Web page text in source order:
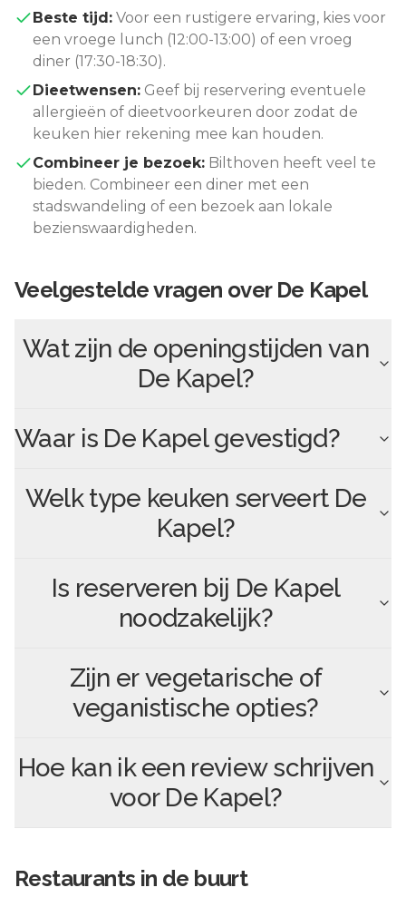
Beste tijd: Voor een rustigere ervaring, kies voor
een vroege lunch (12:00-13:00) of een vroeg
diner (17:30-18:30).
Dieetwensen: Geef bij reservering eventuele
allergieën of dieetvoorkeuren door zodat de
keuken hier rekening mee kan houden.
Combineer je bezoek: Bilthoven heeft veel te
bieden. Combineer een diner met een
stadswandeling of een bezoek aan lokale
bezienswaardigheden.
Veelgestelde vragen over De Kapel
Wat zijn de openingstijden van
De Kapel?
Waar is De Kapelgevestigd?
Welk type keuken serveert De
Kapel?
Is reserveren bij De Kapel
noodzakelijk?
Zijn er vegetarische of
veganistische opties?
Hoe kan ik een review schrijven
voor De Kapel?
Restaurants in de buurt